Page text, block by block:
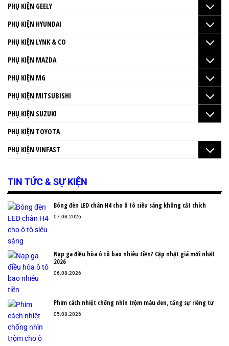
PHỤ KIỆN GEELY
PHỤ KIỆN HYUNDAI
PHỤ KIỆN LYNK & CO
PHỤ KIỆN MAZDA
PHỤ KIỆN MG
PHỤ KIỆN MITSUBISHI
PHỤ KIỆN SUZUKI
PHỤ KIỆN TOYOTA
PHỤ KIỆN VINFAST
TIN TỨC & SỰ KIỆN
Bóng đèn LED chân H4 cho ô tô siêu sáng không cắt chích
07.08.2026
Nạp ga điều hòa ô tô bao nhiêu tiền? Cập nhật giá mới nhất
2026
06.08.2026
Phim cách nhiệt chống nhìn trộm màu đen, tăng sự riêng tư
05.08.2026